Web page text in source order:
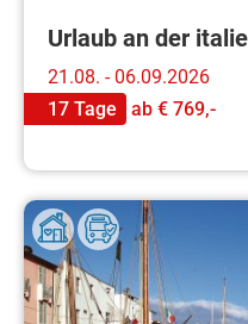
Urlaub an der
21.08. - 06.09.2026
17 Tage
ab € 769,-